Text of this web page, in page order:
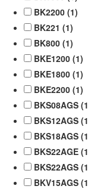
BK2200 (1)
BK221 (1)
BK800 (1)
BKE1200 (1)
BKE1800 (1)
BKE2200 (1)
BKS08AGS (1
BKS12AGS (1
BKS18AGS (1
BKS22AGE (1
BKS22AGS (1
BKV15AGS (1